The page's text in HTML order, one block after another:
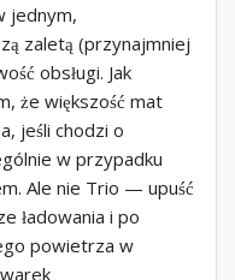
jednym,
zaletą (przynajmniej
obsługi. Jak
że większość mat
jeśli chodzi o
w przypadku
Ale nie Trio — upuść
ładowania i po
powietrza w